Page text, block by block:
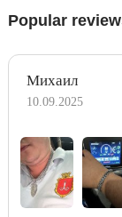
Popular
Михаил
10.09.2025